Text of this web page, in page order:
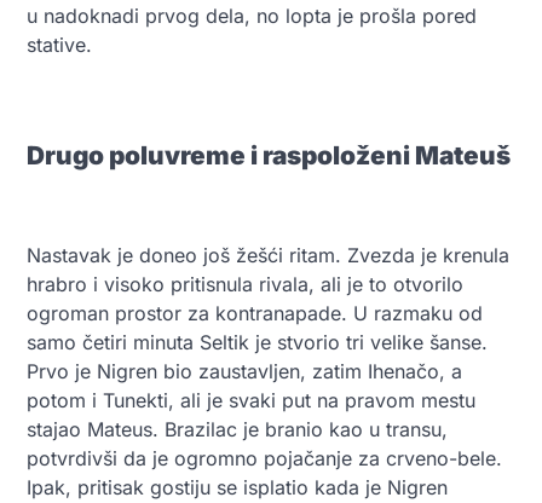
u nadoknadi prvog dela, no lopta je prošla pored
stative.
Drugo poluvreme i raspoloženi Mateuš
Nastavak je doneo još žešći ritam. Zvezda je krenula
hrabro i visoko pritisnula rivala, ali je to otvorilo
ogroman prostor za kontranapade. U razmaku od
samo četiri minuta Seltik je stvorio tri velike šanse.
Prvo je Nigren bio zaustavljen, zatim Ihenačo, a
potom i Tunekti, ali je svaki put na pravom mestu
stajao Mateus. Brazilac je branio kao u transu,
potvrdivši da je ogromno pojačanje za crveno-bele.
Ipak, pritisak gostiju se isplatio kada je Nigren